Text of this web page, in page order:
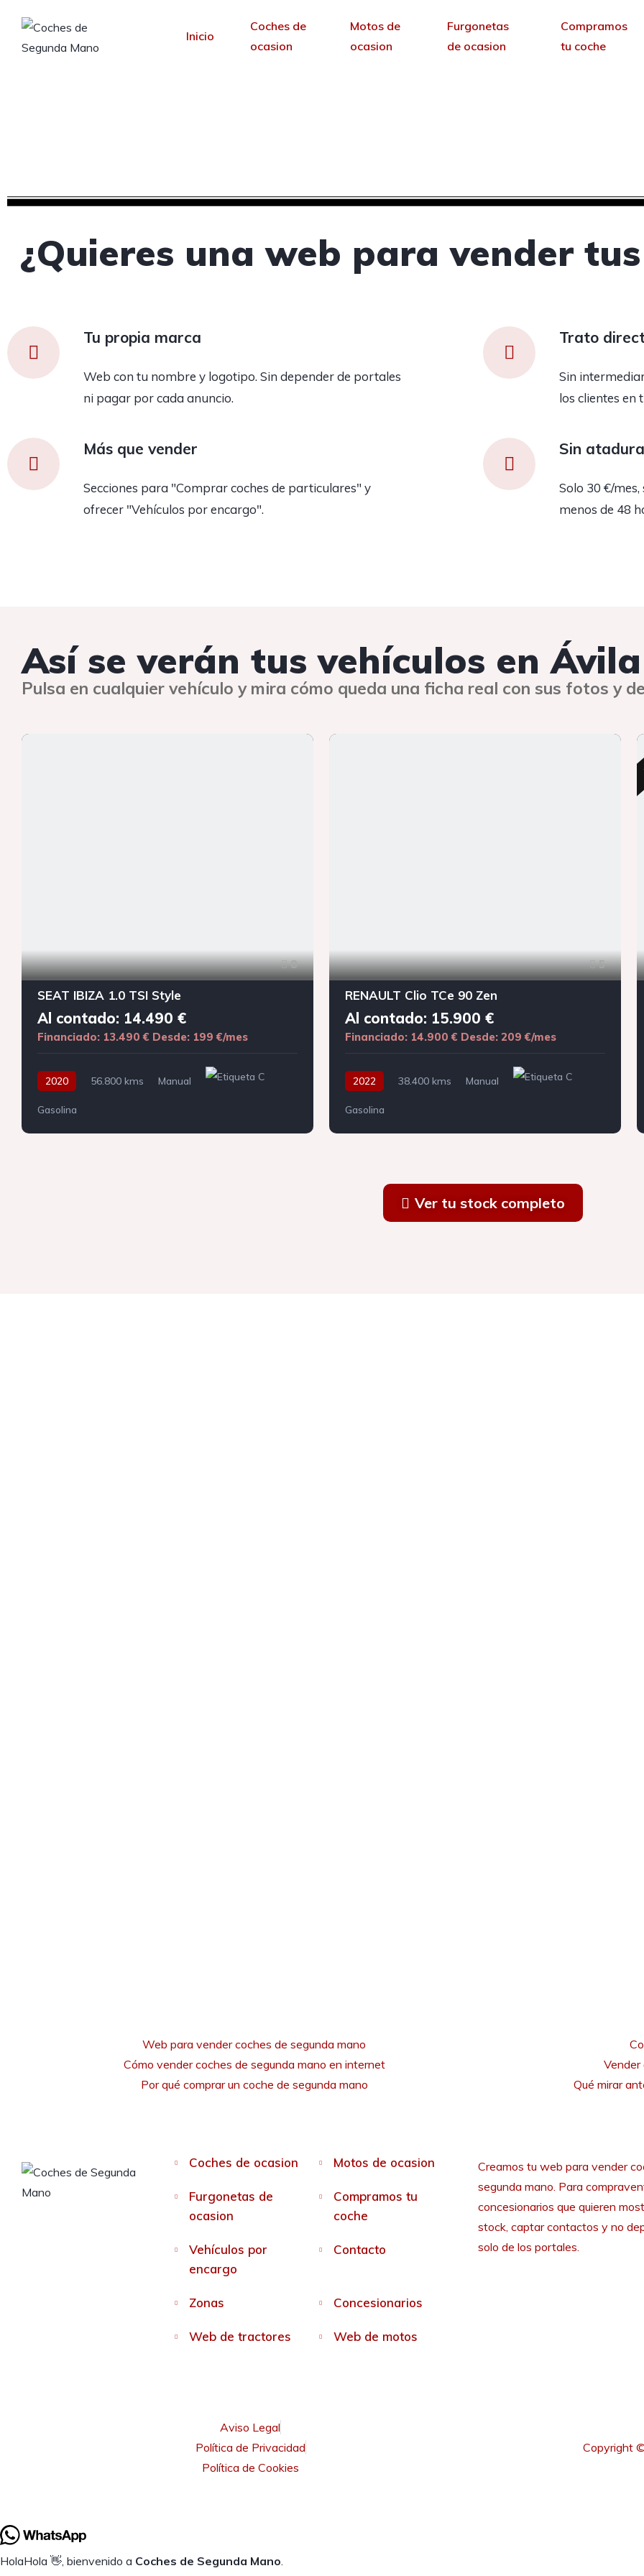
Inicio
Coches de
ocasion
Motos de
ocasion
Furgonetas
de ocasion
Compramos
tu coche
¿Quieres una web para vender
Tu propia marca
Web con tu nombre y logotipo. Sin depender de portales
ni pagar por cada anuncio.
Trato
Sin
los clientes en
Más que vender
Secciones para "Comprar coches de particulares" y
ofrecer "Vehículos por encargo".
Sin
Solo 30 €/
menos de 48
Así se verán tus vehículos en Ávila
Pulsa en cualquier vehículo y mira cómo queda una ficha real con sus fotos y
8
SEAT IBIZA 1.0 TSI Style
Al contado: 14.490 €
Financiado: 13.490 € Desde: 199 €/mes
2020 56.800 kms Manual
Gasolina
5
RENAULT Clio TCe 90 Zen
Al contado: 15.900 €
Financiado: 14.900 € Desde: 209 €/mes
2022 38.400 kms Manual
Gasolina
Ver tu stock completo
Web para vender coches de segunda mano
Cómo vender coches de segunda mano en internet
Por qué comprar un coche de segunda mano
Vender
Qué mirar
Coches de ocasion Motos de ocasion
Furgonetas de
ocasion
Compramos tu
coche
Vehículos por
encargo
Contacto
Zonas Concesionarios
Web de tractores Web de motos
Creamos tu web para vender
segunda mano. Para
concesionarios que quieren
stock, captar contactos y no
solo de los portales.
Aviso Legal
Política de Privacidad
Política de Cookies
Copyright
HolaHola 👋, bienvenido a Coches de Segunda Mano.